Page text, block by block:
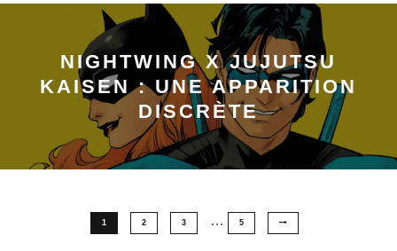
NIGHTWING X JUJUTSU
KAISEN : UNE APPARITION
DISCRÈTE
1 2 3 … 5